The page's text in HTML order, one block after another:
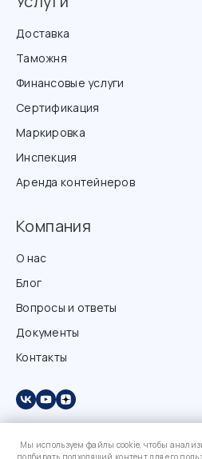
Доставка
Таможня
Финансовые услуги
Сертификация
Маркировка
Инспекция
Аренда контейнеров
Компания
О нас
Блог
Вопросы и ответы
Документы
Контакты
Мы используем файлы cookie, чтобы
подбирать подходящий контент для его